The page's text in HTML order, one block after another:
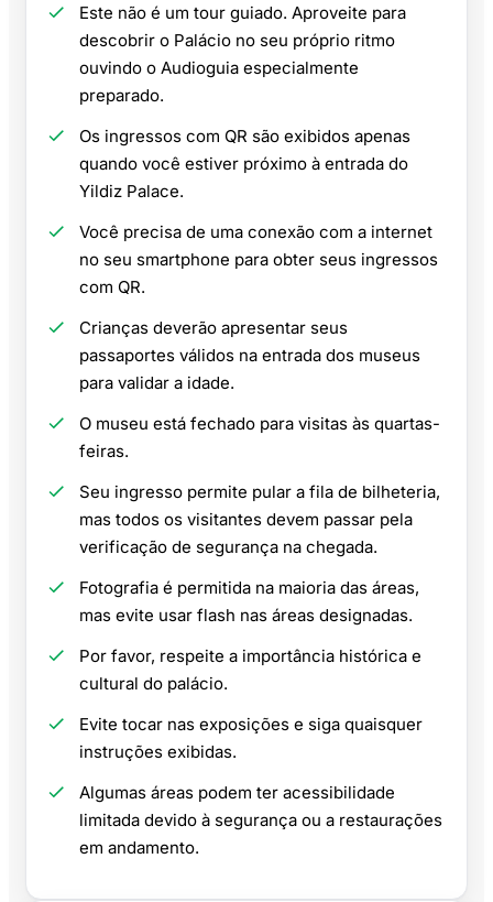
Este não é um tour guiado. Aproveite para
descobrir o Palácio no seu próprio ritmo
ouvindo o Audioguia especialmente
preparado.
Os ingressos com QR são exibidos apenas
quando você estiver próximo à entrada do
Yildiz Palace.
Você precisa de uma conexão com a internet
no seu smartphone para obter seus ingressos
com QR.
Crianças deverão apresentar seus
passaportes válidos na entrada dos museus
para validar a idade.
O museu está fechado para visitas às quartas-
feiras.
Seu ingresso permite pular a fila de bilheteria,
mas todos os visitantes devem passar pela
verificação de segurança na chegada.
Fotografia é permitida na maioria das áreas,
mas evite usar flash nas áreas designadas.
Por favor, respeite a importância histórica e
cultural do palácio.
Evite tocar nas exposições e siga quaisquer
instruções exibidas.
Algumas áreas podem ter acessibilidade
limitada devido à segurança ou a restaurações
em andamento.